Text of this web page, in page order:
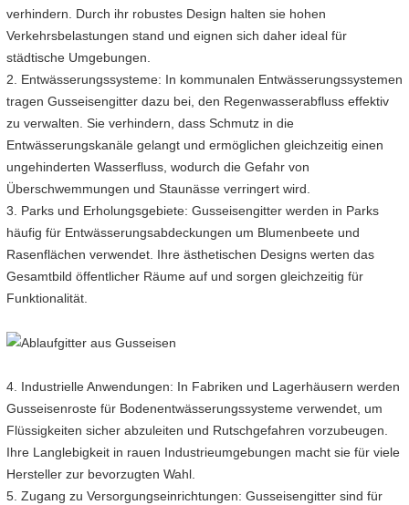
verhindern. Durch ihr robustes Design halten sie hohen
Verkehrsbelastungen stand und eignen sich daher ideal für
städtische Umgebungen.
2. Entwässerungssysteme: In kommunalen Entwässerungssystemen
tragen Gusseisengitter dazu bei, den Regenwasserabfluss effektiv
zu verwalten. Sie verhindern, dass Schmutz in die
Entwässerungskanäle gelangt und ermöglichen gleichzeitig einen
ungehinderten Wasserfluss, wodurch die Gefahr von
Überschwemmungen und Staunässe verringert wird.
3. Parks und Erholungsgebiete: Gusseisengitter werden in Parks
häufig für Entwässerungsabdeckungen um Blumenbeete und
Rasenflächen verwendet. Ihre ästhetischen Designs werten das
Gesamtbild öffentlicher Räume auf und sorgen gleichzeitig für
Funktionalität.
4. Industrielle Anwendungen: In Fabriken und Lagerhäusern werden
Gusseisenroste für Bodenentwässerungssysteme verwendet, um
Flüssigkeiten sicher abzuleiten und Rutschgefahren vorzubeugen.
Ihre Langlebigkeit in rauen Industrieumgebungen macht sie für viele
Hersteller zur bevorzugten Wahl.
5. Zugang zu Versorgungseinrichtungen: Gusseisengitter sind für